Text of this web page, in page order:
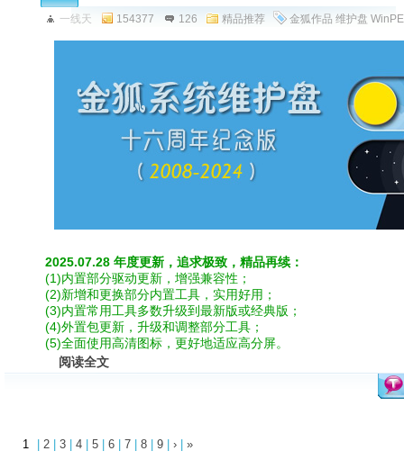
一线天 154377 126 精品推荐 金狐作品 维护盘 WinPE
2025.07.28 年度更新，追求极致，精品再续：
(1)内置部分驱动更新，增强兼容性；
(2)新增和更换部分内置工具，实用好用；
(3)内置常用工具多数升级到最新版或经典版；
(4)外置包更新，升级和调整部分工具；
(5)全面使用高清图标，更好地适应高分屏。
阅读全文
1 2 3 4 5 6 7 8 9 › »